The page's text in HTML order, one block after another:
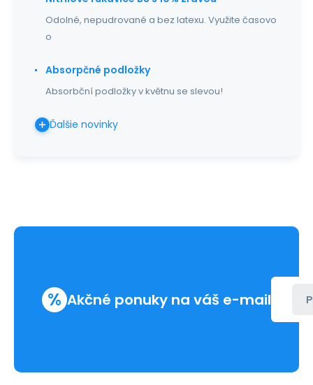
Odolné, nepudrované a bez latexu. Využite časovo
o
Absorpčné podložky
Absorbční podložky v květnu se slevou!
Ďalšie novinky
% Akčné ponuky na váš e-mail